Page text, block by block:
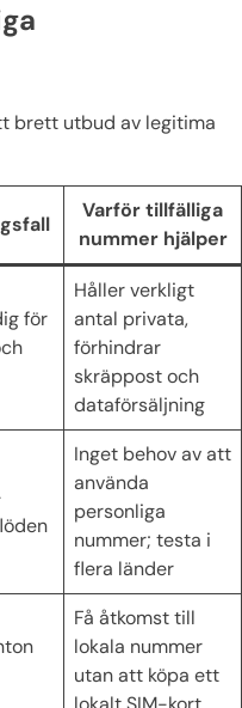
brett utbud av legitima
Varför tillfälliga
nummer hjälper
för
Håller verkligt
antal privata,
förhindrar
skräppost och
dataförsäljning
Inget behov av att
använda
personliga
nummer; testa i
flera länder
Få åtkomst till
lokala nummer
utan att köpa ett